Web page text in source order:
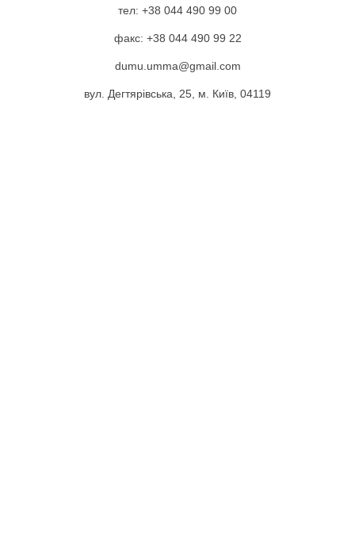
тел: +38 044 490 99 00
факс: +38 044 490 99 22
dumu.umma@gmail.com
вул. Дегтярівська, 25, м. Київ, 04119